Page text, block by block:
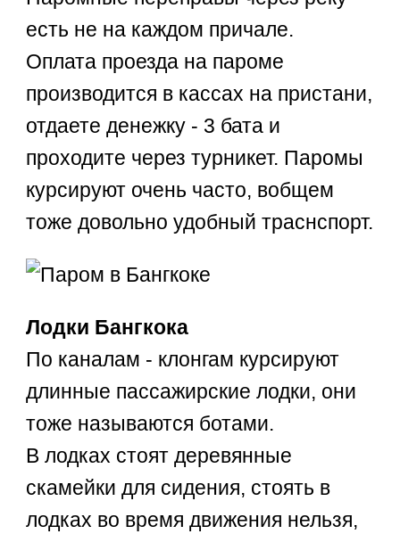
есть не на каждом причале.
Оплата проезда на пароме
производится в кассах на пристани,
отдаете денежку - 3 бата и
проходите через турникет. Паромы
курсируют очень часто, вобщем
тоже довольно удобный траснспорт.
Лодки Бангкока
По каналам - клонгам курсируют
длинные пассажирские лодки, они
тоже называются ботами.
В лодках стоят деревянные
скамейки для сидения, стоять в
лодках во время движения нельзя,